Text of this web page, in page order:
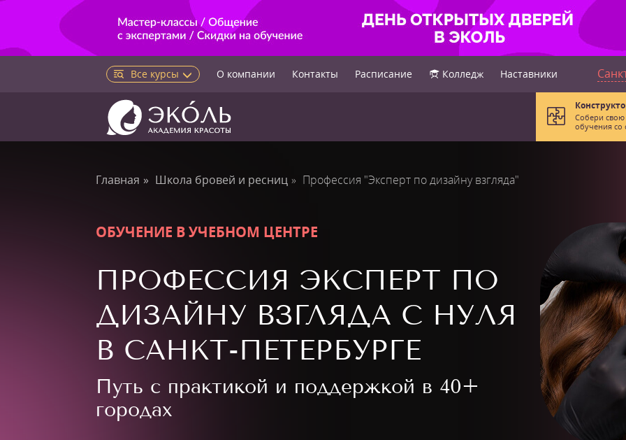
Все курсы О компании Контакты Расписание Колледж Наставники
Собери
обучения со
Главная Школа бровей и ресниц Профессия "Эксперт по дизайну взгляда"
ОБУЧЕНИЕ В УЧЕБНОМ ЦЕНТРЕ
ПРОФЕССИЯ ЭКСПЕРТ ПО
ДИЗАЙНУ ВЗГЛЯДА С НУЛЯ
В САНКТ-ПЕТЕРБУРГЕ
Путь с практикой и поддержкой в 40+
городах